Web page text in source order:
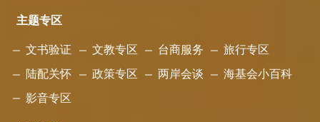
主题专区
文书验证 文教专区 台商服务 旅行专区
陆配关怀 政策专区 两岸会谈 海基会小百科
影音专区